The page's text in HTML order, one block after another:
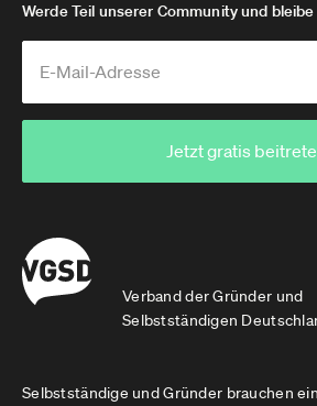
Verband der Gründer und
Selbstständigen
Werde Teil unserer Community und
Jetzt gratis
Selbstständige und Gründer brauchen